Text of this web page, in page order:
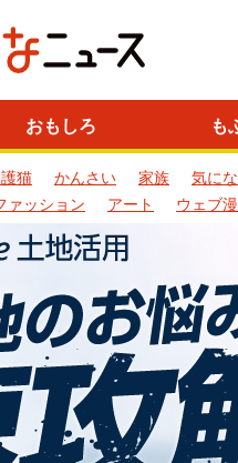
おもしろ も
猫 かんさい 家族 気に
ァッション アート ウェブ